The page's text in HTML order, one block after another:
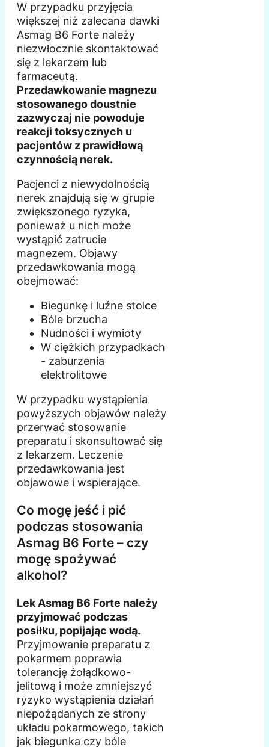
W przypadku przyjęcia
większej niż zalecana dawki
Asmag B6 Forte należy
niezwłocznie skontaktować
się z lekarzem lub
farmaceutą.
Przedawkowanie magnezu
stosowanego doustnie
zazwyczaj nie powoduje
reakcji toksycznych u
pacjentów z prawidłową
czynnością nerek.
Pacjenci z niewydolnością
nerek znajdują się w grupie
zwiększonego ryzyka,
ponieważ u nich może
wystąpić zatrucie
magnezem. Objawy
przedawkowania mogą
obejmować:
Biegunkę i luźne stolce
Bóle brzucha
Nudności i wymioty
W ciężkich przypadkach
- zaburzenia
elektrolitowe
W przypadku wystąpienia
powyższych objawów należy
przerwać stosowanie
preparatu i skonsultować się
z lekarzem. Leczenie
przedawkowania jest
objawowe i wspierające.
Co mogę jeść i pić
podczas stosowania
Asmag B6 Forte – czy
mogę spożywać
alkohol?
Lek Asmag B6 Forte należy
przyjmować podczas
posiłku, popijając wodą.
Przyjmowanie preparatu z
pokarmem poprawia
tolerancję żołądkowo-
jelitową i może zmniejszyć
ryzyko wystąpienia działań
niepożądanych ze strony
układu pokarmowego, takich
jak biegunka czy bóle